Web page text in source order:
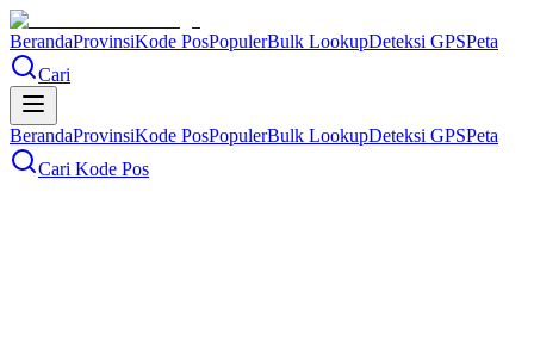
BerandaProvinsiKode PosPopulerBulk LookupDeteksi GPSPeta
Cari
BerandaProvinsiKode PosPopulerBulk LookupDeteksi GPSPeta
Cari Kode Pos